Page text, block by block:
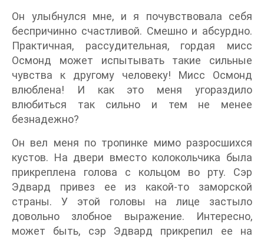
Он улыбнулся мне, и я почувствовала себя
беспричинно счастливой. Смешно и абсурдно.
Практичная, рассудительная, гордая мисс
Осмонд может испытывать такие сильные
чувства к другому человеку! Мисс Осмонд
влюблена! И как это меня угораздило
влюбиться так сильно и тем не менее
безнадежно?
Он вел меня по тропинке мимо разросшихся
кустов. На двери вместо колокольчика была
прикреплена голова с кольцом во рту. Сэр
Эдвард привез ее из какой-то заморской
страны. У этой головы на лице застыло
довольно злобное выражение. Интересно,
может быть, сэр Эдвард прикрепил ее на